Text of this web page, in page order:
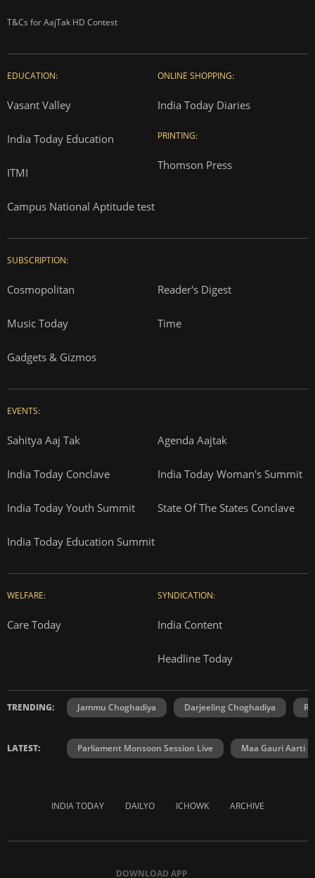
T&Cs for AajTak HD Contest
EDUCATION:
Vasant Valley
India Today Education
ITMI
Campus National Aptitude test
ONLINE SHOPPING:
India Today Diaries
PRINTING:
Thomson Press
SUBSCRIPTION:
Cosmopolitan Reader's Digest
Music Today Time
Gadgets & Gizmos
EVENTS:
Sahitya Aaj Tak Agenda Aajtak
India Today Conclave India Today Woman's Summit
India Today Youth Summit State Of The States Conclave
India Today Education Summit
WELFARE:
Care Today
SYNDICATION:
India Content
Headline Today
TRENDING: Jammu Choghadiya Darjeeling Choghadiya
LATEST: Parliament Monsoon Session Live Maa Gauri Aarti
INDIA TODAY DAILYO ICHOWK ARCHIVE
DOWNLOAD APP